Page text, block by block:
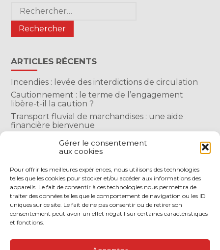
Gérer le consentement
aux cookies
Pour offrir les meilleures expériences, nous utilisons des technologies
telles que les cookies pour stocker et/ou accéder aux informations des
appareils. Le fait de consentir à ces technologies nous permettra de
traiter des données telles que le comportement de navigation ou les ID
uniques sur ce site. Le fait de ne pas consentir ou de retirer son
consentement peut avoir un effet négatif sur certaines caractéristiques
et fonctions.
Blog
sidebar
Rechercher :
ARTICLES RÉCENTS
Incendies : levée des interdictions de circulation
Cautionnement : le terme de l’engagement
libère-t-il la caution ?
Transport fluvial de marchandises : une aide
financière bienvenue
comptent-elles ?
COMMENTAIRES RÉCENTS
Footer
LE CABINET NOS SERVICES